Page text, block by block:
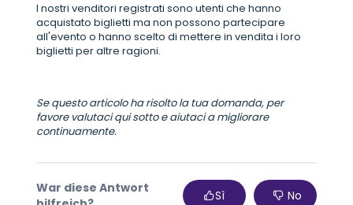
I nostri venditori registrati sono utenti che hanno
acquistato biglietti ma non possono partecipare
all'evento o hanno scelto di mettere in vendita i loro
biglietti per altre ragioni.
Se questo articolo ha risolto la tua domanda, per
favore valutaci qui sotto e aiutaci a migliorare
continuamente.
War diese Antwort
Sì No